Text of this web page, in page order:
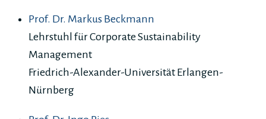
Prof. Dr. Markus Beckmann
Lehrstuhl für Corporate Sustainability
Management
Friedrich-Alexander-Universität Erlangen-
Nürnberg